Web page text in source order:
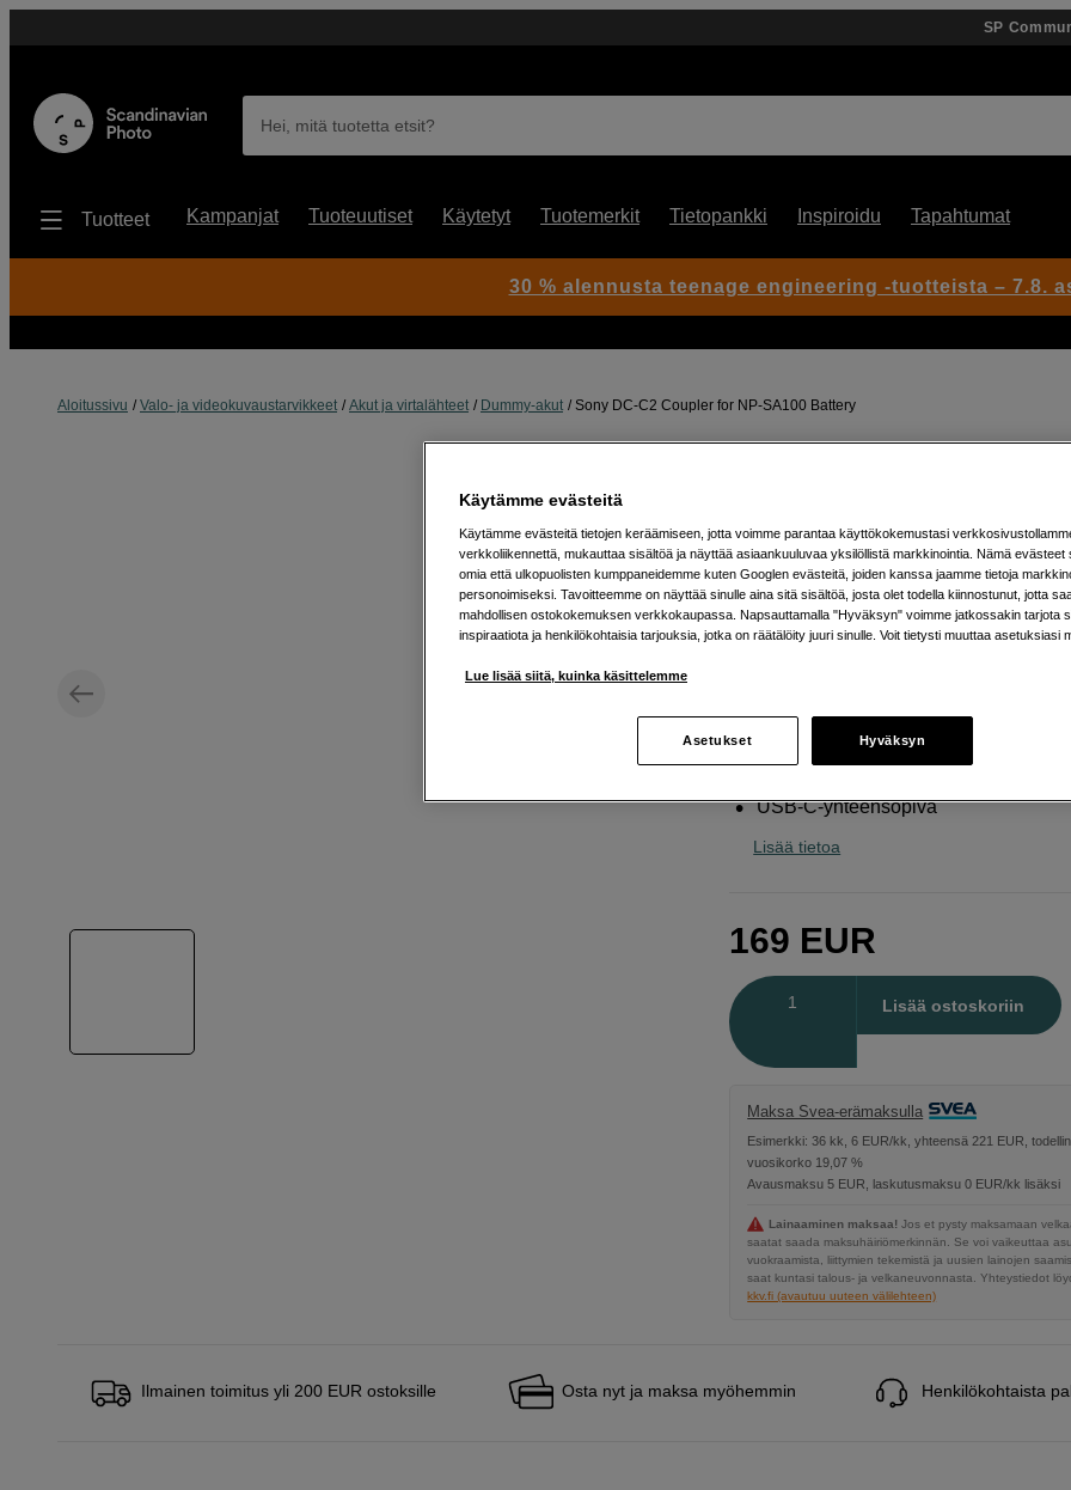
SP
Hei, mitä tuotetta etsit?
Tuotteet Kampanjat Tuoteuutiset Käytetyt Tuotemerkit Tietopankki Inspiroidu Tapahtumat
Aloitussivu Valo- ja videokuvaustarvikkeet Akut ja virtalähteet Dummy-akut Sony DC-C2 Coupler for NP-SA100 Battery
Sony DC-C2 Coupler for NP-SA100 Battery
Verkkokauppa:Varastossa
Vaka yhteys pitkiin tallennuksiin
Yhteensopiva NP-SA100-akkujen
USB-C-yhteensopiva
Lisää tietoa
169 EUR
Lisää ostoskoriin
Maksa Svea-erämaksulla
Esimerkki: 36 kk, 6 EUR/kk, yhteensä 221 EUR,
vuosikorko 19,07 %
Avausmaksu 5 EUR, laskutusmaksu 0 EUR/kk lisäksi
Lainaaminen maksaa! Jos et pysty maksamaan
saatat saada maksuhäiriömerkinnän. Se voi vaikeuttaa
vuokraamista, liittymien tekemistä ja uusien lainojen
saat kuntasi talous- ja velkaneuvonnasta. Yhteystiedot
kkv.fi (avautuu uuteen välilehteen)
Ilmainen toimitus yli 200 EUR ostoksille Osta nyt ja maksa myöhemmin Henkilökohtaista
30 % alennusta teenage engineering -tuotteista – 7.8.
Käytämme evästeitä
Käytämme evästeitä tietojen keräämiseen, jotta voimme parantaa käyttökokemustasi
verkkoliikennettä, mukauttaa sisältöä ja näyttää asiaankuuluvaa yksilöllistä markkinointia. Nämä evästeet
omia että ulkopuolisten kumppaneidemme kuten Googlen evästeitä, joiden kanssa jaamme tietoja
personoimiseksi. Tavoitteemme on näyttää sinulle aina sitä sisältöä, josta olet todella kiinnostunut, jotta
mahdollisen ostokokemuksen verkkokaupassa. Napsauttamalla "Hyväksyn" voimme jatkossakin tarjota
inspiraatiota ja henkilökohtaisia tarjouksia, jotka on räätälöity juuri sinulle. Voit tietysti muuttaa asetuksiasi
Lue lisää siitä, kuinka käsittelemme
Asetukset Hyväksyn